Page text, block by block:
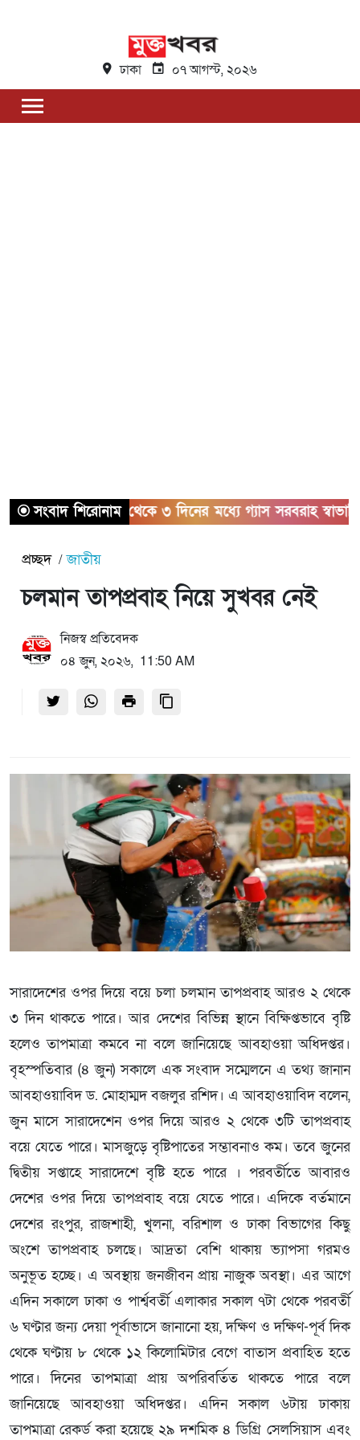
ঢাকা ০৭ আগস্ট, ২০২৬
সংবাদ শিরোনাম
আটক ১ ২ থেকে ৩ দিনের মধ্যে গ্যাস সরবরাহ স্বাভাবিক হবে:
প্রচ্ছদ জাতীয়
চলমান তাপপ্রবাহ নিয়ে সুখবর নেই
নিজস্ব প্রতিবেদক
০৪ জুন, ২০২৬, 11:50 AM
সারাদেশের ওপর দিয়ে বয়ে চলা চলমান তাপপ্রবাহ আরও ২ থেকে
৩ দিন থাকতে পারে। আর দেশের বিভিন্ন স্থানে বিক্ষিপ্তভাবে বৃষ্টি
হলেও তাপমাত্রা কমবে না বলে জানিয়েছে আবহাওয়া অধিদপ্তর।
বৃহস্পতিবার (৪ জুন) সকালে এক সংবাদ সম্মেলনে এ তথ্য জানান
আবহাওয়াবিদ ড. মোহাম্মদ বজলুর রশিদ। এ আবহাওয়াবিদ বলেন,
জুন মাসে সারাদেশেন ওপর দিয়ে আরও ২ থেকে ৩টি তাপপ্রবাহ
বয়ে যেতে পারে। মাসজুড়ে বৃষ্টিপাতের সম্ভাবনাও কম। তবে জুনের
দ্বিতীয় সপ্তাহে সারাদেশে বৃষ্টি হতে পারে । পরবর্তীতে আবারও
দেশের ওপর দিয়ে তাপপ্রবাহ বয়ে যেতে পারে। এদিকে বর্তমানে
দেশের রংপুর, রাজশাহী, খুলনা, বরিশাল ও ঢাকা বিভাগের কিছু
অংশে তাপপ্রবাহ চলছে। আদ্রতা বেশি থাকায় ভ্যাপসা গরমও
অনুভূত হচ্ছে। এ অবস্থায় জনজীবন প্রায় নাজুক অবস্থা। এর আগে
এদিন সকালে ঢাকা ও পার্শ্ববর্তী এলাকার সকাল ৭টা থেকে পরবর্তী
৬ ঘণ্টার জন্য দেয়া পূর্বাভাসে জানানো হয়, দক্ষিণ ও দক্ষিণ-পূর্ব দিক
থেকে ঘণ্টায় ৮ থেকে ১২ কিলোমিটার বেগে বাতাস প্রবাহিত হতে
পারে। দিনের তাপমাত্রা প্রায় অপরিবর্তিত থাকতে পারে বলে
জানিয়েছে আবহাওয়া অধিদপ্তর। এদিন সকাল ৬টায় ঢাকায়
তাপমাত্রা রেকর্ড করা হয়েছে ২৯ দশমিক ৪ ডিগ্রি সেলসিয়াস এবং